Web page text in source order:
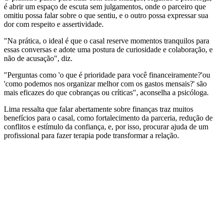
é abrir um espaço de escuta sem julgamentos, onde o parceiro que
omitiu possa falar sobre o que sentiu, e o outro possa expressar sua
dor com respeito e assertividade.
"Na prática, o ideal é que o casal reserve momentos tranquilos para
essas conversas e adote uma postura de curiosidade e colaboração, e
não de acusação", diz.
"Perguntas como 'o que é prioridade para você financeiramente?'ou
'como podemos nos organizar melhor com os gastos mensais?' são
mais eficazes do que cobranças ou críticas", aconselha a psicóloga.
Lima ressalta que falar abertamente sobre finanças traz muitos
benefícios para o casal, como fortalecimento da parceria, redução de
conflitos e estímulo da confiança, e, por isso, procurar ajuda de um
profissional para fazer terapia pode transformar a relação.